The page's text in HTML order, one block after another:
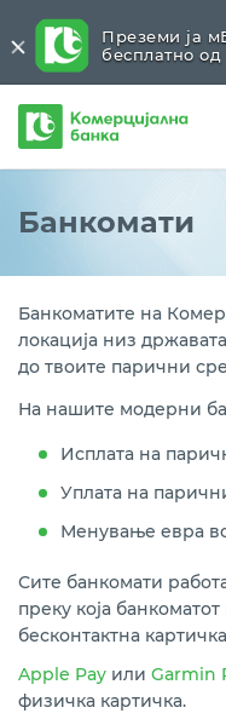
За нас
Блог
Close submenu
Банкомати
Дигитални киосци
Комерцијална
банка
Банкомати
Банкоматите на
локација низ
до твоите парични
На нашите модерни
Исплата на
Уплата на
Менување евра
Сите банкомати
преку која
бесконтактна
Apple Pay или Garmin
физичка картичка.
Преземи ја
бесплатно од